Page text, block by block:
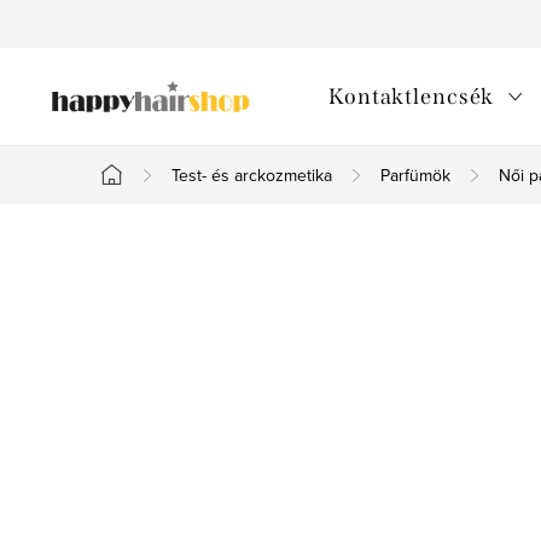
tartalomhoz
Kontaktlencsék
Kezdőlap
Test- és arckozmetika Parfümök Női